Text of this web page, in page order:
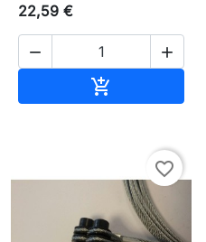
22,59 €
 

favorite_border